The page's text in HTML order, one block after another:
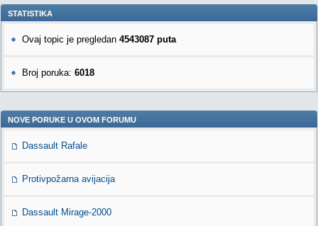
STATISTIKA
Ovaj topic je pregledan 4543087 puta
Broj poruka: 6018
NOVE PORUKE U OVOM FORUMU
Dassault Rafale
Protivpožarna avijacija
Dassault Mirage-2000